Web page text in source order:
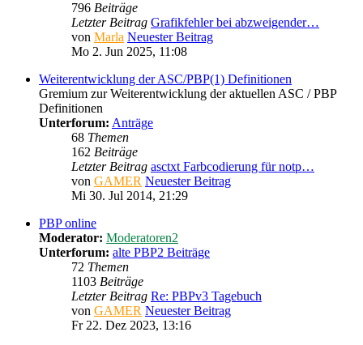
796 Beiträge
Letzter Beitrag Grafikfehler bei abzweigender…
von Marla Neuester Beitrag
Mo 2. Jun 2025, 11:08
Weiterentwicklung der ASC/PBP(1) Definitionen
Gremium zur Weiterentwicklung der aktuellen ASC / PBP
Definitionen
Unterforum: Anträge
68 Themen
162 Beiträge
Letzter Beitrag asctxt Farbcodierung für notp…
von GAMER Neuester Beitrag
Mi 30. Jul 2014, 21:29
PBP online
Moderator: Moderatoren2
Unterforum: alte PBP2 Beiträge
72 Themen
1103 Beiträge
Letzter Beitrag Re: PBPv3 Tagebuch
von GAMER Neuester Beitrag
Fr 22. Dez 2023, 13:16